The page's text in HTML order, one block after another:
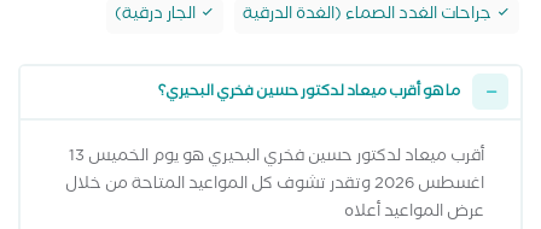
جراحات الغدد الصماء (الغدة الدرقية
الجار درقية)
ما هو أقرب ميعاد لدكتور حسين فخري البحيري؟
أقرب ميعاد لدكتور حسين فخري البحيري هو يوم الخميس 13
اغسطس 2026 وتقدر تشوف كل المواعيد المتاحة من خلال
عرض المواعيد أعلاه